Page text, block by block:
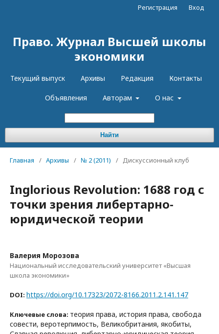
Право. Журнал Высшей школы
экономики
Текущий выпуск Архивы Редакция Контакты
Объявления Авторам О нас
Найти
Регистрация Вход
Главная / Архивы / № 2 (2011) / Дискуссионный клуб
Inglorious Revolution: 1688 год с
точки зрения либертарно-
юридической теории
Валерия Морозова
Национальный исследовательский университет «Высшая
школа экономики»
DOI: https://doi.org/10.17323/2072-8166.2011.2.141.147
Ключевые слова: теория права, история права, свобода
совести, веротерпимость, Великобритания, якобиты,